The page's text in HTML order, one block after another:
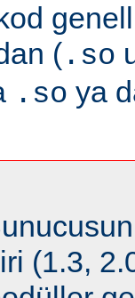
( .so
.so ya
(1.3,